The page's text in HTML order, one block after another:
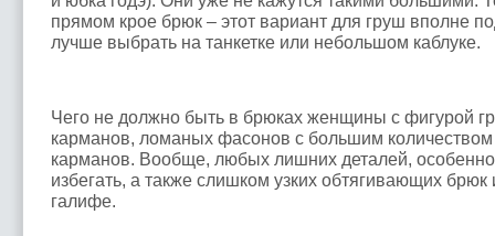
прямом крое брюк – этот вариант для груш вполне
лучше выбрать на танкетке или небольшом каблуке.
Чего не должно быть в брюках женщины с фигурой
карманов, ломаных фасонов с большим количеством
карманов. Вообще, любых лишних деталей,
избегать, а также слишком узких обтягивающих
галифе.